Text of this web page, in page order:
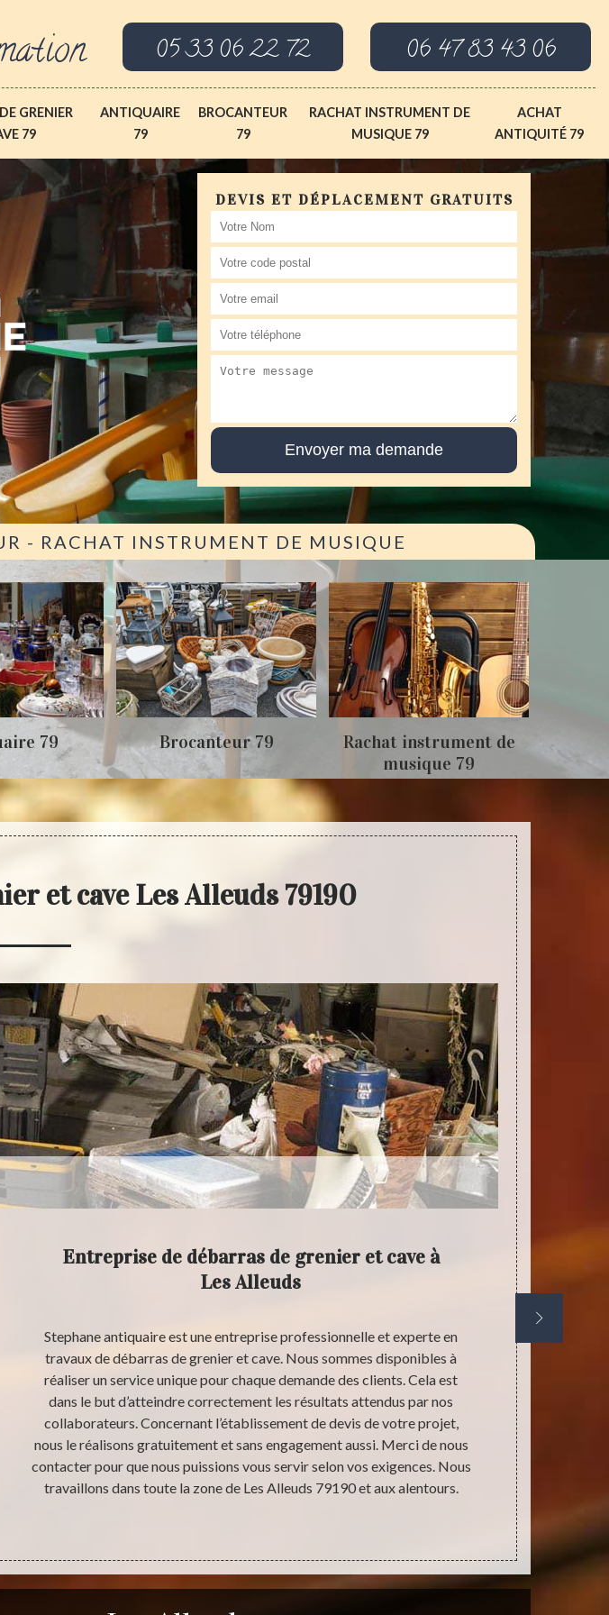
05 33 06 22 72 06 47 83 43 06
GRENIER
79
ANTIQUAIRE
79
BROCANTEUR
79
RACHAT INSTRUMENT DE
MUSIQUE 79
ACHAT
ANTIQUITÉ 79
DEVIS ET DÉPLACEMENT GRATUITS
- RACHAT INSTRUMENT DE MUSIQUE
79 Brocanteur 79
Rachat instrument de
musique 79
et cave Les Alleuds 79190
Entreprise de débarras de grenier et cave à
Les Alleuds
Stephane antiquaire est une entreprise professionnelle et experte en
travaux de débarras de grenier et cave. Nous sommes disponibles à
réaliser un service unique pour chaque demande des clients. Cela est
dans le but d’atteindre correctement les résultats attendus par nos
collaborateurs. Concernant l’établissement de devis de votre projet,
nous le réalisons gratuitement et sans engagement aussi. Merci de nous
contacter pour que nous puissions vous servir selon vos exigences. Nous
travaillons dans toute la zone de Les Alleuds 79190 et aux alentours.